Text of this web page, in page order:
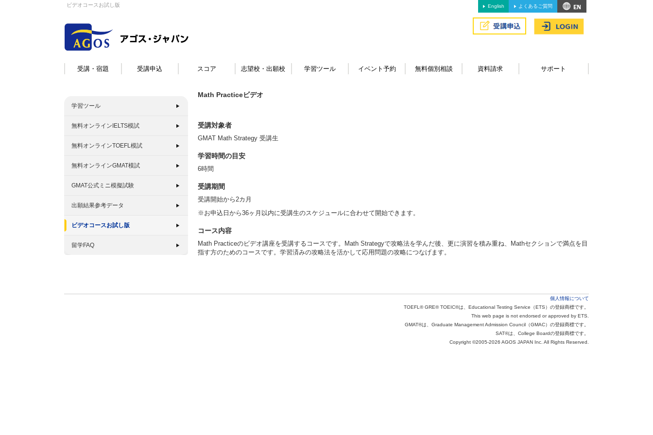
ビデオコースお試し版 English よくあるご質問
受講・宿題 受講申込 スコア 志望校・出願校 学習ツール イベント予約 無料個別相談 資料請求 サポート
学習ツール
無料オンラインIELTS模試
無料オンラインTOEFL模試
無料オンラインGMAT模試
GMAT公式ミニ模擬試験
出願結果参考データ
ビデオコースお試し版
留学FAQ
Math Practiceビデオ
受講対象者
GMAT Math Strategy 受講生
学習時間の目安
6時間
受講期間
受講開始から2カ月
※お申込日から36ヶ月以内に受講生のスケジュールに合わせて開始できます。
コース内容
Math Practiceのビデオ講座を受講するコースです。Math Strategyで攻略法を学んだ後、更に演習を積み重ね、Mathセクションで満点を目
指す方のためのコースです。学習済みの攻略法を活かして応用問題の攻略につなげます。
個人情報について
TOEFL® GRE® TOEIC®は、Educational Testing Service（ETS）の登録商標です。
This web page is not endorsed or approved by ETS.
GMAT®は、Graduate Management Admission Council（GMAC）の登録商標です。
SAT®は、College Boardの登録商標です。
Copyright ©2005-2026 AGOS JAPAN Inc. All Rights Reserved.